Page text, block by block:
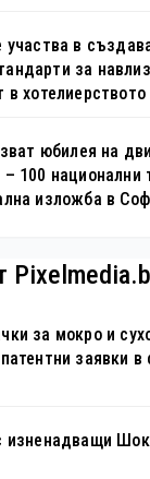
в
за
в хотелиерството
юбилея на
100 национални
изложба в
за мокро и
заявки в
изненадващи